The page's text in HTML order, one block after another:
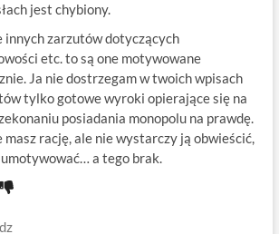
jest chybiony.
innych zarzutów dotyczących
etc. to są one motywowane
Ja nie dostrzegam w twoich wpisach
tylko gotowe wyroki opierające się na
posiadania monopolu na prawdę.
masz rację, ale nie wystarczy ją obwieścić,
a tego brak.